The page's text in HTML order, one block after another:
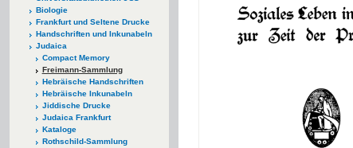
Biologie
Frankfurt und Seltene Drucke
Handschriften und Inkunabeln
Judaica
Compact Memory
Freimann-Sammlung
Hebräische Handschriften
Hebräische Inkunabeln
Jiddische Drucke
Judaica Frankfurt
Kataloge
Rothschild-Sammlung